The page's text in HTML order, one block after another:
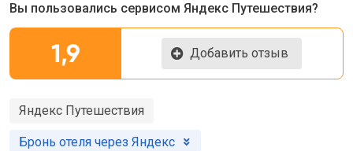
Вы пользовались сервисом Яндекс Путешествия?
1,9 Добавить отзыв
Яндекс Путешествия
Бронь отеля через Яндекс